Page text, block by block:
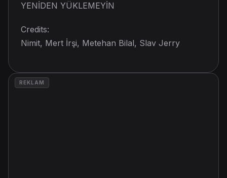
YENİDEN YÜKLEMEYİN
Credits:
Nimit, Mert İrşi, Metehan Bilal, Slav Jerry
REKLAM